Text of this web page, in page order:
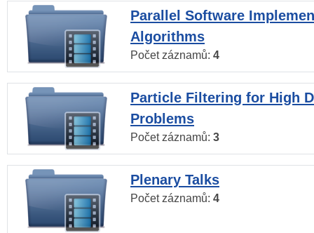
Parallel Software
Algorithms
Počet záznamů: 4
Particle Filtering for High
Problems
Počet záznamů: 3
Plenary Talks
Počet záznamů: 4